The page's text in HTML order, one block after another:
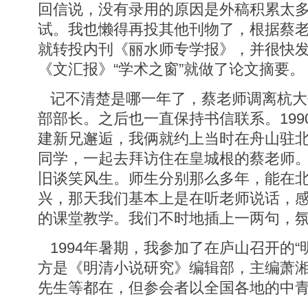
回信说，没有录用的原因是外稿积累太
试。我也懒得再投其他刊物了，根据蔡
就转投内刊《丽水师专学报》，并很快
《文汇报》“学术之窗”就做了论文摘要。
记不清楚是哪一年了，蔡老师调离杭
部部长。之后也一直保持书信联系。
建新兄邂逅，我俩就约上当时在舟山驻
同学，一起去拜访住在皇城根的蔡老师
旧谈笑风生。师生分别那么多年，能在
兴，那天我们基本上是在听老师说话，
的课堂教学。我们不时地插上一两句，
1994年暑期，我参加了在庐山召开的“
方是《明清小说研究》编辑部，主编萧
先生等都在，但参会者以全国各地的中